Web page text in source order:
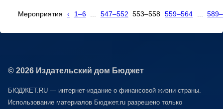
Мероприятия ‹ 1–6 547–552 553–558 559–564
© 2026 Издательский дом Бюджет
БЮДЖЕТ.RU — интернет-издание о финансовой жизни страны.
Использование материалов Бюджет.ru разрешено только